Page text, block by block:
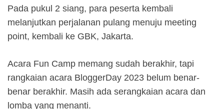
Pada pukul 2 siang, para peserta kembali
melanjutkan perjalanan pulang menuju meeting
point, kembali ke GBK, Jakarta.
Acara Fun Camp memang sudah berakhir, tapi
rangkaian acara BloggerDay 2023 belum benar-
benar berakhir. Masih ada serangkaian acara dan
lomba yang menanti.